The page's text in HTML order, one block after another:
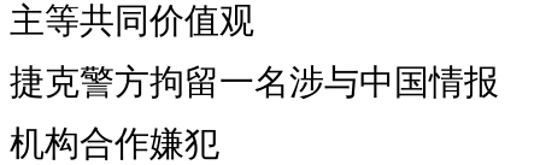
主等共同价值观
捷克警方拘留一名涉与中国情报
机构合作嫌犯